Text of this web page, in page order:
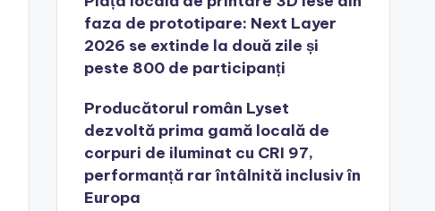
faza de prototipare: Next Layer
2026 se extinde la două zile și
peste 800 de participanți
Producătorul român Lyset
dezvoltă prima gamă locală de
corpuri de iluminat cu CRI 97,
performanță rar întâlnită inclusiv în
Europa